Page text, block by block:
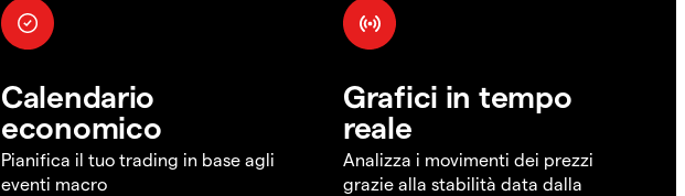
Calendario
economico
Pianifica il tuo trading in base agli
eventi macro
Grafici in tempo
reale
Analizza i movimenti dei prezzi
grazie alla stabilità data dalla